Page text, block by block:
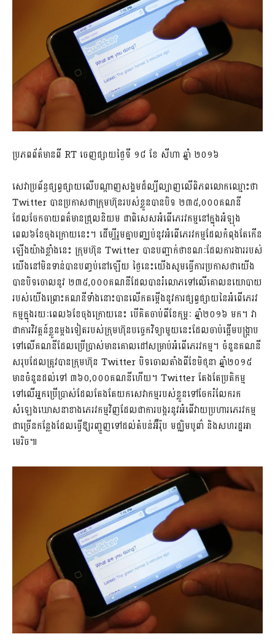
ប្រភពព័ត៌មានពី RT ចេញផ្សាយថ្ងៃទី ១៨ ខែ សីហា ឆ្នាំ ២០១៦
សេវាប្រព័ន្ធផ្សព្វផ្សាយលើបណ្តាញសង្គមដ៏ល្បីល្បាញលើពិភពលោកឈ្មោះថា
Twitter បានប្រកាសថាក្រុមហ៊ុនរបស់ខ្លួនបានបិទ ២៣៥,០០០គណនី
ដែលចែកចាយពត៌មានជ្រុលនិយម ជាពិសេសអំពើភេរវកម្មនៅក្នុងអំឡុង
ពេល៦ខែចុងក្រោយនេះ។ ដើម្បីរួមគ្នាបញ្ឈប់នូវអំពើភេរវកម្មដែលកំពុងតែកើន
ឡើងយ៉ាងខ្លាំងនេះ ក្រុមហ៊ុន Twitter បានបញ្ជាក់ថាខណៈដែលការងាររបស់
យើងនៅមិនទាន់បានបញ្ចប់នៅឡើយ ថ្ងៃនេះយើងសូមធ្វើការប្រកាសថាយើង
បានបិទចោលនូវ ២៣៥,០០០គណនីដែលបានរំលោភទៅលើគោលនយោបាយ
របស់យើងព្រោះគណនីទាំងនោះបានលើកតម្កើងនូវការផ្សព្វផ្សាយនៃអំពើភេរវ
កម្មក្នុងរយៈពេល៦ខែចុងក្រោយនេះ បើគិតចាប់ពីខែកុម្ភៈ ឆ្នាំ២០១៦ មក។ វា
ជាការវិវត្តន៍ខ្លួនម្តងទៀតរបស់ក្រុមហ៊ុនបច្ចេកវិទ្យាមួយនេះដែលចាប់ផ្តើមបង្ក្រាប
ទៅលើគណនីដែលប្រើប្រាស់មានគោលដៅសម្រាប់អំពើភេរវកម្ម។ ចំនួនគណនី
សរុបដែលត្រូវបានក្រុមហ៊ុន Twitter បិទចោលតាំងពីខែមិថុនា ឆ្នាំ២០១៥
មានចំនួនដល់ទៅ ៣៦០,០០០គណនីហើយ។ Twitter តែងតែប្រតិកម្ម
ទៅលើអ្នកប្រើប្រាស់ដែលតែងតែយកសេវាកម្មរបស់ខ្លួនទៅចែករំលែករក
សំឡេងឃោសនាខាងភេរវកម្មវិញដែលជាការបង្ករនូវអំពើវាយប្រហារភេរវកម្ម
ជាច្រើនកន្លែងដែលធ្វើឱ្យរញ្ជួញទៅដល់តំបន់អ៊ឺរ៉ុប មជ្ឈិមបូពា៌ និងសហរដ្ឋអា
មេរិច៕